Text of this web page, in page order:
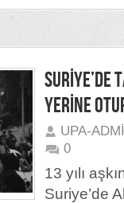
SURİYE’DE
YERİNE
UPA-
0
13 yılı
Suriye’de